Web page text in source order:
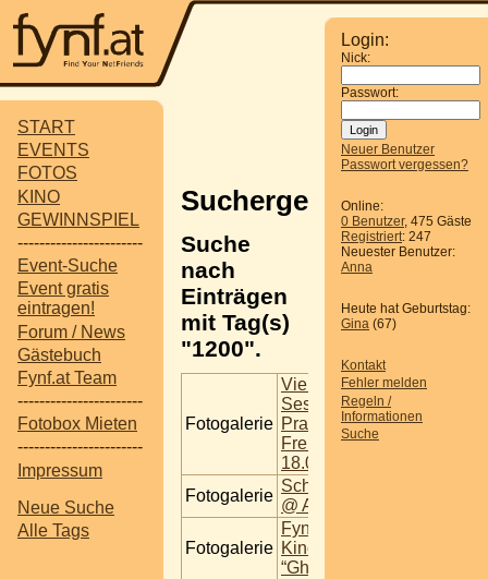
START
EVENTS
FOTOS
KINO
GEWINNSPIEL
-----------------------
Event-Suche
Event gratis
eintragen!
Forum / News
Gästebuch
Fynf.at Team
-----------------------
Fotobox Mieten
-----------------------
Impressum
Neue Suche
Alle Tags
Login:
Nick:
Passwort:
Neuer Benutzer
Passwort vergessen?
Online:
0 Benutzer, 475 Gäste
Registriert: 247
Neuester Benutzer:
Anna
Heute hat Geburtstag:
Gina (67)
Kontakt
Fehler melden
Regeln /
Informationen
Suche
Suchergebnisse
Suche
nach
Einträgen
mit Tag(s)
"1200".
Fotogalerie
Vienna Club
Session @
Praterdome -
Freitag,
18.01.2013
Fotogalerie
Scheidungsparty
@ A-Danceclub
Fotogalerie
Fynf at
Kinopreview:
“Ghost Movie”